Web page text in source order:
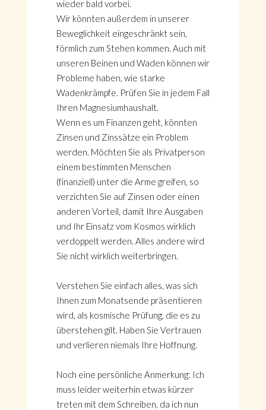
wieder bald vorbei.
Wir könnten außerdem in unserer
Beweglichkeit eingeschränkt sein,
förmlich zum Stehen kommen. Auch mit
unseren Beinen und Waden können wir
Probleme haben, wie starke
Wadenkrämpfe. Prüfen Sie in jedem Fall
Ihren Magnesiumhaushalt.
Wenn es um Finanzen geht, könnten
Zinsen und Zinssätze ein Problem
werden. Möchten Sie als Privatperson
einem bestimmten Menschen
(finanziell) unter die Arme greifen, so
verzichten Sie auf Zinsen oder einen
anderen Vorteil, damit Ihre Ausgaben
und Ihr Einsatz vom Kosmos wirklich
verdoppelt werden. Alles andere wird
Sie nicht wirklich weiterbringen.
Verstehen Sie einfach alles, was sich
Ihnen zum Monatsende präsentieren
wird, als kosmische Prüfung, die es zu
überstehen gilt. Haben Sie Vertrauen
und verlieren niemals Ihre Hoffnung.
Noch eine persönliche Anmerkung: Ich
muss leider weiterhin etwas kürzer
treten mit dem Schreiben, da ich nun